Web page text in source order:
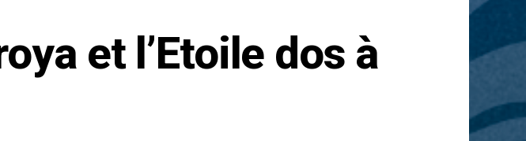
et l’Etoile dos à